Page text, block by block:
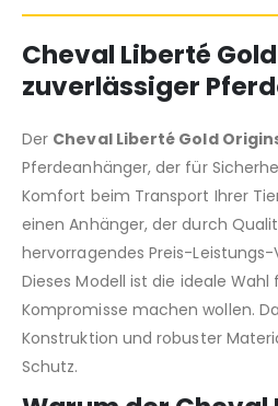
Cheval Liberté
zuverlässiger
Der Cheval Liberté Gold
Pferdeanhänger, der für
Komfort beim Transport Ihrer
einen Anhänger, der durch
hervorragendes Preis-
Dieses Modell ist die ideale Wahl
Kompromisse machen wollen.
Konstruktion und robuster
Schutz.